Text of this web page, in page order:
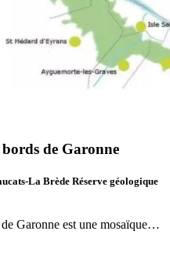
de Garonne
La Brède Réserve géologique
Garonne est une mosaïque…